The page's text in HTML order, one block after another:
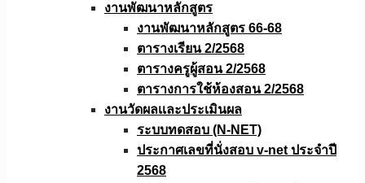
งานพัฒนาหลักสูตร
งานพัฒนาหลักสูตร 66-68
ตารางเรียน 2/2568
ตารางครูผู้สอน 2/2568
ตารางการใช้ห้องสอน 2/2568
งานวัดผลเเละประเมินผล
ระบบทดสอบ (N-NET)
ประกาศเลขที่นั่งสอบ v-net ประจำปี
2568